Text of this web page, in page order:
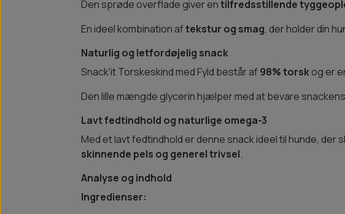
Den sprøde overflade giver entilfredsstillende
En ideel kombination aftekstur og smag, der holder din
Naturlig og letfordøjelig snack
Snack'it Torskeskind med Fyld består af98% torskog er
Den lille mængde glycerin hjælper med at bevare
Lavt fedtindhold og naturlige omega-3
Med et lavt fedtindhold er denne snack ideel til hunde,
skinnende pels og generel trivsel.
Analyse og indhold
Ingredienser: